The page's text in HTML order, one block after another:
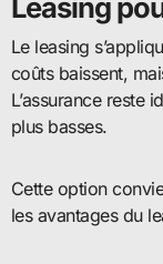
Le leasing
coûts baissent,
L’assurance reste
plus basses.
Cette option
les avantages du